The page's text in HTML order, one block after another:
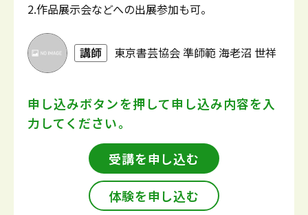
2.作品展示会などへの出展参加も可。
講師 東京書芸協会 準師範 海老沼 世祥
申し込みボタンを押して申し込み内容を入
力してください。
受講を申し込む
体験を申し込む